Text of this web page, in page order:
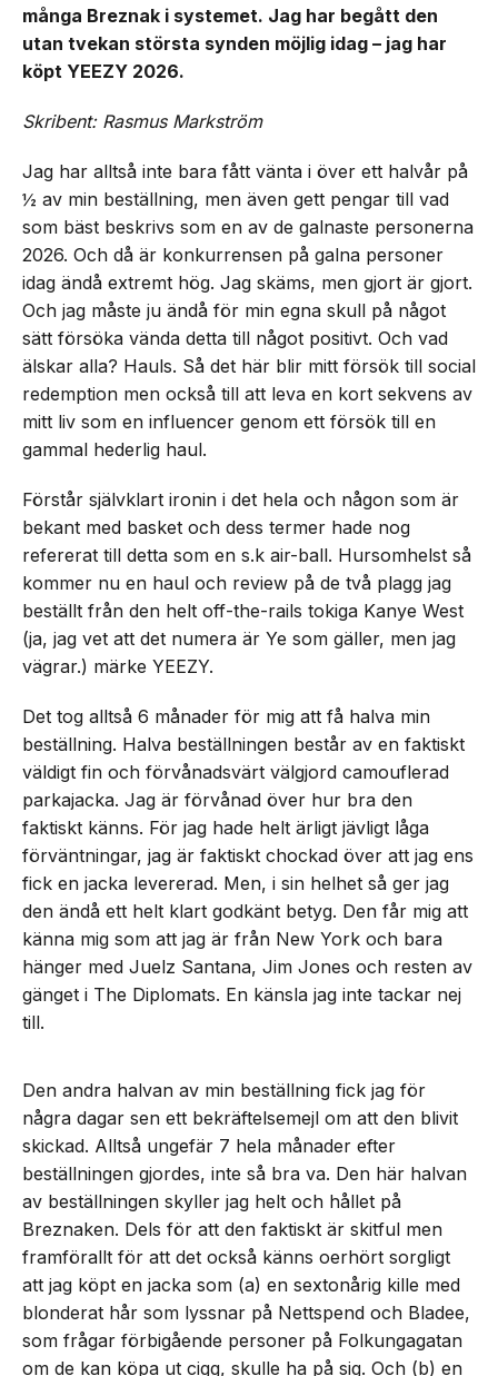
många Breznak i systemet. Jag har begått den
utan tvekan största synden möjlig idag – jag har
köpt YEEZY 2026.
Skribent: Rasmus Markström
Jag har alltså inte bara fått vänta i över ett halvår på
½ av min beställning, men även gett pengar till vad
som bäst beskrivs som en av de galnaste personerna
2026. Och då är konkurrensen på galna personer
idag ändå extremt hög. Jag skäms, men gjort är gjort.
Och jag måste ju ändå för min egna skull på något
sätt försöka vända detta till något positivt. Och vad
älskar alla? Hauls. Så det här blir mitt försök till social
redemption men också till att leva en kort sekvens av
mitt liv som en influencer genom ett försök till en
gammal hederlig haul.
Förstår självklart ironin i det hela och någon som är
bekant med basket och dess termer hade nog
refererat till detta som en s.k air-ball. Hursomhelst så
kommer nu en haul och review på de två plagg jag
beställt från den helt off-the-rails tokiga Kanye West
(ja, jag vet att det numera är Ye som gäller, men jag
vägrar.) märke YEEZY.
Det tog alltså 6 månader för mig att få halva min
beställning. Halva beställningen består av en faktiskt
väldigt fin och förvånadsvärt välgjord camouflerad
parkajacka. Jag är förvånad över hur bra den
faktiskt känns. För jag hade helt ärligt jävligt låga
förväntningar, jag är faktiskt chockad över att jag ens
fick en jacka levererad. Men, i sin helhet så ger jag
den ändå ett helt klart godkänt betyg. Den får mig att
känna mig som att jag är från New York och bara
hänger med Juelz Santana, Jim Jones och resten av
gänget i The Diplomats. En känsla jag inte tackar nej
till.
Den andra halvan av min beställning fick jag för
några dagar sen ett bekräftelsemejl om att den blivit
skickad. Alltså ungefär 7 hela månader efter
beställningen gjordes, inte så bra va. Den här halvan
av beställningen skyller jag helt och hållet på
Breznaken. Dels för att den faktiskt är skitful men
framförallt för att det också känns oerhört sorgligt
att jag köpt en jacka som (a) en sextonårig kille med
blonderat hår som lyssnar på Nettspend och Bladee,
som frågar förbigående personer på Folkungagatan
om de kan köpa ut cigg, skulle ha på sig. Och (b) en